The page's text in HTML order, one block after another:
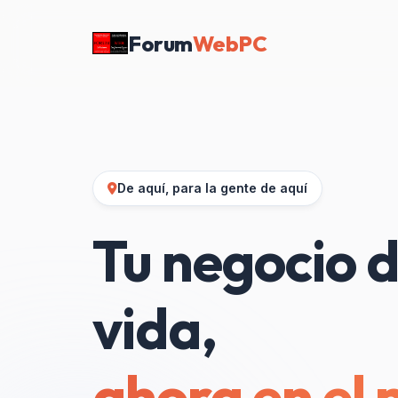
ForumWebPC
De aquí, para la gente de aquí
Tu negocio
vida,